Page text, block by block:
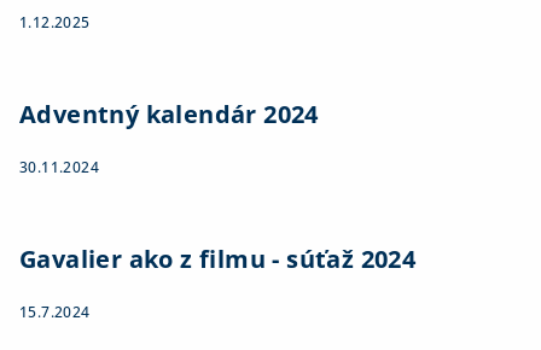
1.12.2025
Adventný kalendár 2024
30.11.2024
Gavalier ako z filmu - súťaž 2024
15.7.2024